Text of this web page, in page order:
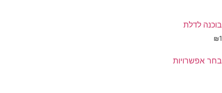
בוכנה לדלת
₪1
בחר אפשרויות